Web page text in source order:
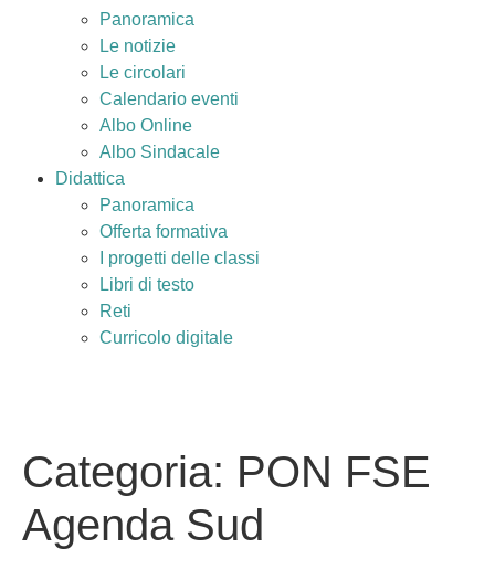
Panoramica
Le notizie
Le circolari
Calendario eventi
Albo Online
Albo Sindacale
Didattica
Panoramica
Offerta formativa
I progetti delle classi
Libri di testo
Reti
Curricolo digitale
Categoria: PON FSE
Agenda Sud